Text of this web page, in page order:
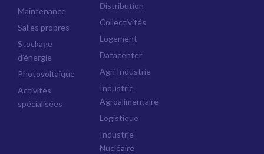
Maintenance
Salles propres
Stockage
d’énergie
Photovoltaïque
Activités
spécialisées
Distribution
Collectivités
Logement
Datacenter
Agri Industrie
Industrie
Agroalimentaire
Logistique
Industrie
Nucléaire